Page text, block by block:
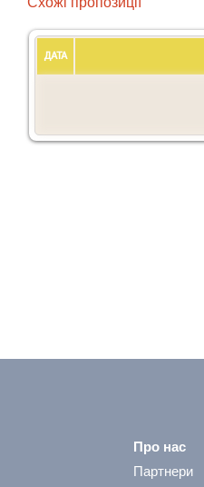
ДАТА
Про нас
Партнери